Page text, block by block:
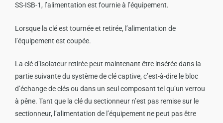
SS-ISB-1, l’alimentation est fournie à l’équipement.
Lorsque la clé est tournée et retirée, l’alimentation de
l’équipement est coupée.
La clé d’isolateur retirée peut maintenant être insérée dans la
partie suivante du système de clé captive, c’est-à-dire le bloc
d’échange de clés ou dans un seul composant tel qu’un verrou
à pêne. Tant que la clé du sectionneur n’est pas remise sur le
sectionneur, l’alimentation de l’équipement ne peut pas être